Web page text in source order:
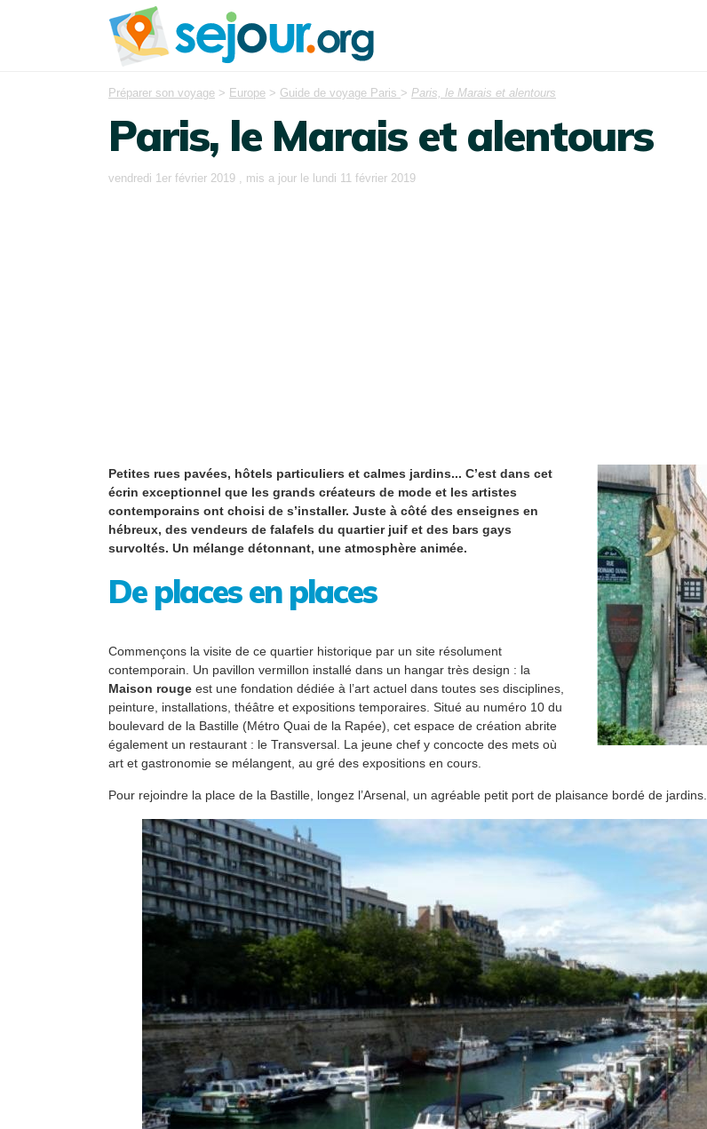
Préparer son voyage > Europe > Guide de voyage Paris > Paris, le Marais et alentours
Paris, le Marais et alentours
vendredi 1er février 2019 , mis a jour le lundi 11 février 2019
Petites rues pavées, hôtels particuliers et calmes jardins... C’est dans cet
écrin exceptionnel que les grands créateurs de mode et les artistes
contemporains ont choisi de s’installer. Juste à côté des enseignes en
hébreux, des vendeurs de falafels du quartier juif et des bars gays
survoltés. Un mélange détonnant, une atmosphère animée.
De places en places
Commençons la visite de ce quartier historique par un site résolument
contemporain. Un pavillon vermillon installé dans un hangar très design : la
Maison rouge est une fondation dédiée à l’art actuel dans toutes ses disciplines,
peinture, installations, théâtre et expositions temporaires. Situé au numéro 10 du
boulevard de la Bastille (Métro Quai de la Rapée), cet espace de création abrite
également un restaurant : le Transversal. La jeune chef y concocte des mets où
art et gastronomie se mélangent, au gré des expositions en cours.
Pour rejoindre la place de la Bastille, longez l’Arsenal, un agréable petit port de plaisance bordé de jardins.